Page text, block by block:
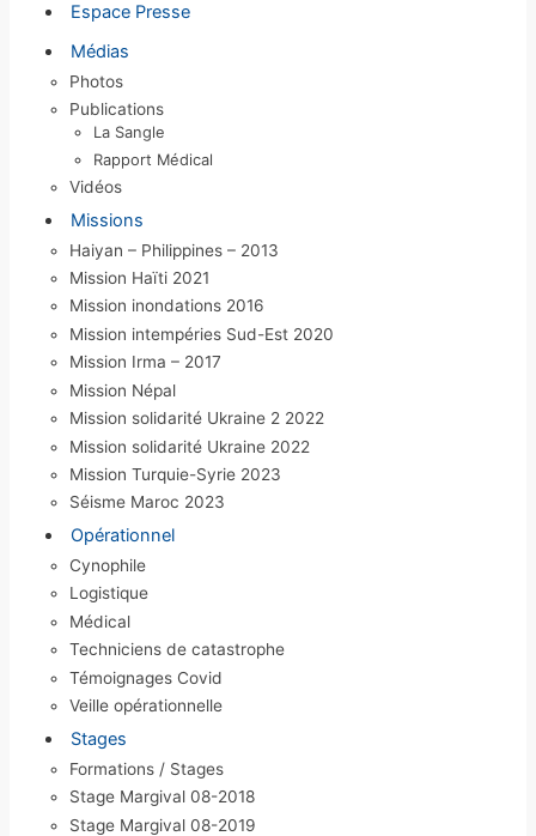
Espace Presse
Médias
Photos
Publications
La Sangle
Rapport Médical
Vidéos
Missions
Haiyan – Philippines – 2013
Mission Haïti 2021
Mission inondations 2016
Mission intempéries Sud-Est 2020
Mission Irma – 2017
Mission Népal
Mission solidarité Ukraine 2 2022
Mission solidarité Ukraine 2022
Mission Turquie-Syrie 2023
Séisme Maroc 2023
Opérationnel
Cynophile
Logistique
Médical
Techniciens de catastrophe
Témoignages Covid
Veille opérationnelle
Stages
Formations / Stages
Stage Margival 08-2018
Stage Margival 08-2019